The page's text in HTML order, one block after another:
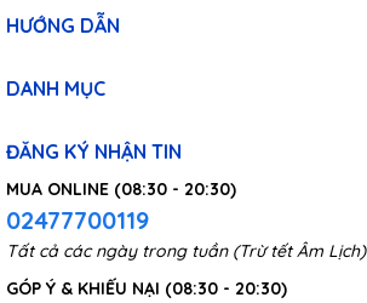
HƯỚNG DẪN
DANH MỤC
ĐĂNG KÝ NHẬN TIN
MUA ONLINE (08:30 - 20:30)
02477700119
Tất cả các ngày trong tuần (Trừ tết Âm Lịch)
GÓP Ý & KHIẾU NẠI (08:30 - 20:30)